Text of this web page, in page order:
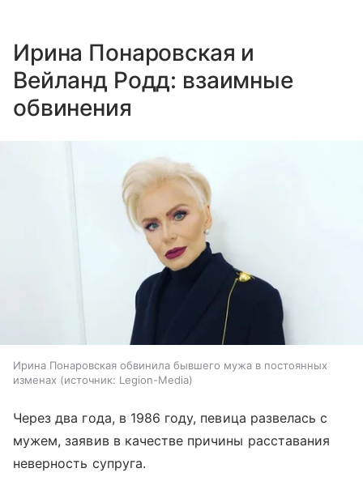
Ирина Понаровская и
Вейланд Родд: взаимные
обвинения
Ирина Понаровская обвинила бывшего мужа в постоянных
изменах
источник: Legion-Media
Через два года, в 1986 году, певица развелась с
мужем, заявив в качестве причины расставания
неверность супруга.